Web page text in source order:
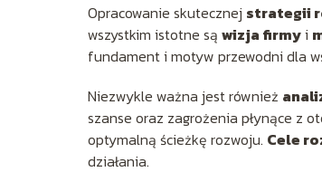
Opracowanie skutecznej strategii
wszystkim istotne są wizja firmyi
fundament i motyw przewodni dla
Niezwykle ważna jest również
szanse oraz zagrożenia płynące z
optymalną ścieżkę rozwoju. Cele
działania.